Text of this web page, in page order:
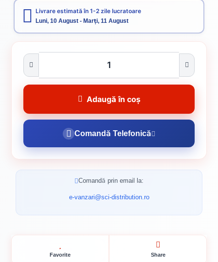
Livrare estimată în 1-2 zile lucratoare
Luni, 10 August - Marți, 11 August
Adaugă în coș
Comandă Telefonică
Comandă prin email la:
e-vanzari@sci-distribution.ro
Favorite Share